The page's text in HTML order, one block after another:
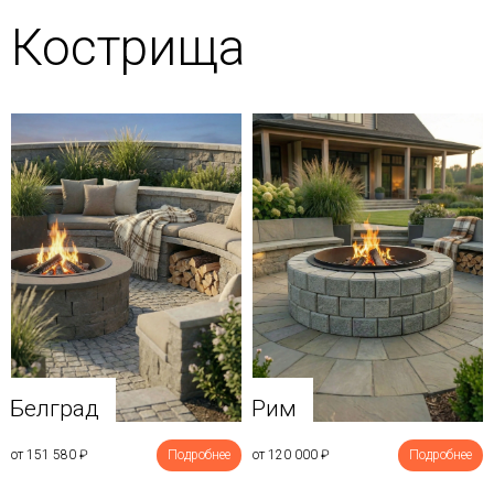
Кострища
Белград
от 151 580 ₽ Подробнее
Рим
от 120 000 ₽ Подробнее